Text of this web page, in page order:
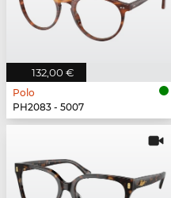
132,00 €
Polo
PH2083 - 5007